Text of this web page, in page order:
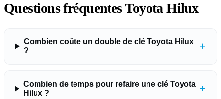
Questions fréquentes Toyota Hilux
Combien coûte un double de clé Toyota Hilux
?
+
Combien de temps pour refaire une clé Toyota
Hilux ?
+